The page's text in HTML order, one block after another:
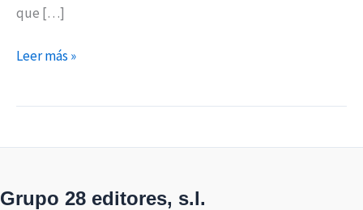
que […]
Leer más »
Grupo 28 editores, s.l.